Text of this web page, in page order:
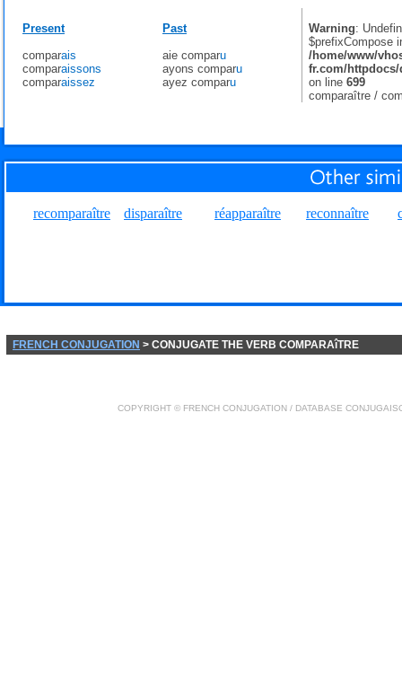
Present
comparais
comparaissons
comparaissez
Past
aie comparu
ayons comparu
ayez comparu
Warning:
$prefixCompose
/home/www/
fr.com/
on line 699
comparaître /
recomparaître disparaître réapparaître reconnaître
FRENCH CONJUGATION > CONJUGATE THE VERB COMPARAîTRE
COPYRIGHT © FRENCH CONJUGATION / DATABASE